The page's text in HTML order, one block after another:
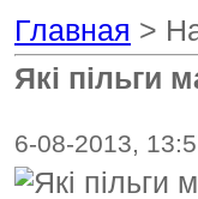
Главная >
Які пільги
6-08-2013,